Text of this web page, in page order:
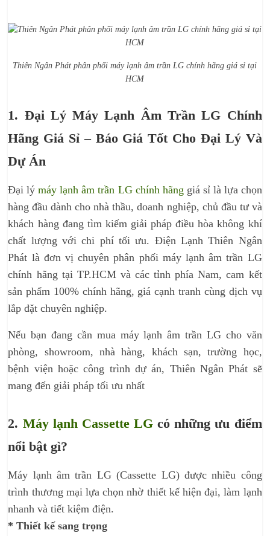
Thiên Ngân Phát phân phối máy lạnh âm trần LG chính hãng giá sỉ tại
HCM
1. Đại Lý Máy Lạnh Âm Trần LG Chính
Hãng Giá Sỉ – Báo Giá Tốt Cho Đại Lý Và
Dự Án
Đại lýmáy lạnh âm trần LG chính hãng giá sỉ là lựa chọn
hàng đầu dành cho nhà thầu, doanh nghiệp, chủ đầu tư và
khách hàng đang tìm kiếm giải pháp điều hòa không khí
chất lượng với chi phí tối ưu. Điện Lạnh Thiên Ngân
Phát là đơn vị chuyên phân phối máy lạnh âm trần LG
chính hãng tại TP.HCM và các tỉnh phía Nam, cam kết
sản phẩm 100% chính hãng, giá cạnh tranh cùng dịch vụ
lắp đặt chuyên nghiệp.
Nếu bạn đang cần mua máy lạnh âm trần LG cho văn
phòng, showroom, nhà hàng, khách sạn, trường học,
bệnh viện hoặc công trình dự án, Thiên Ngân Phát sẽ
mang đến giải pháp tối ưu nhất
2. Máy lạnh Cassette LGcó những ưu điểm
nổi bật gì?
Máy lạnh âm trần LG (Cassette LG) được nhiều công
trình thương mại lựa chọn nhờ thiết kế hiện đại, làm lạnh
nhanh và tiết kiệm điện.
* Thiết kế sang trọng